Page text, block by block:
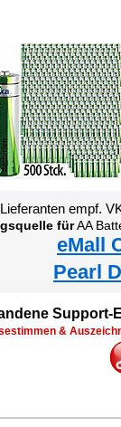
empf.
fürAA
eMall
Pearl
Support-
&